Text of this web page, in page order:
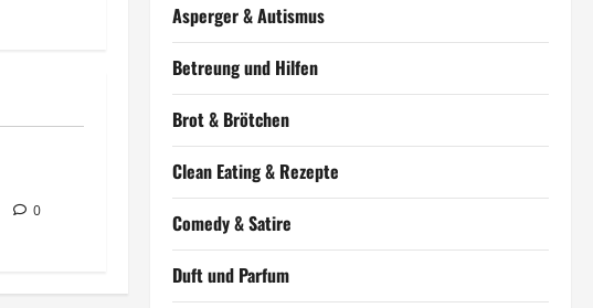
0
Asperger & Autismus
Betreung und Hilfen
Brot & Brötchen
Clean Eating & Rezepte
Comedy & Satire
Duft und Parfum